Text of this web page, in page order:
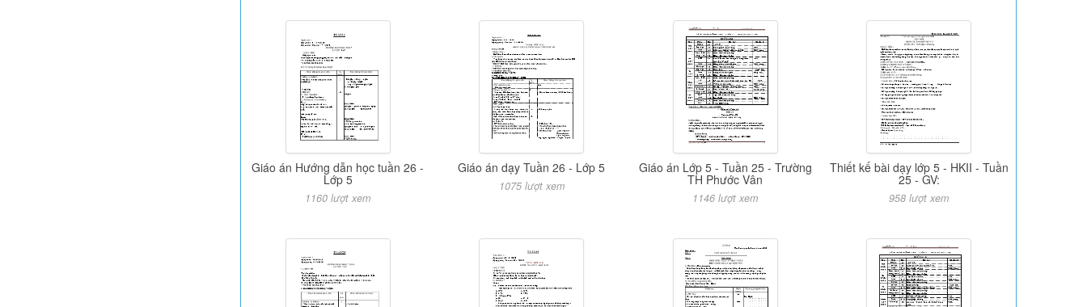
Giáo án Hướng dẫn học tuần 26 -
Lớp 5
1160 lượt xem
Giáo án dạy Tuần 26 - Lớp 5
1075 lượt xem
Giáo án Lớp 5 - Tuần 25 - Trường
TH Phước Vân
1146 lượt xem
Thiết kế bài dạy lớp 5 - HKII - Tuần
25 - GV:
958 lượt xem